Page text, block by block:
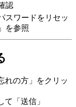
認
スワードをリセッ
を参照
れの方」をクリッ
「送信」